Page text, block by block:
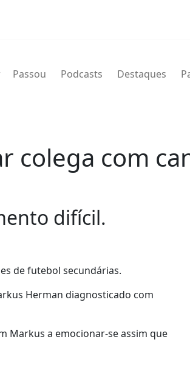
Passou Podcasts Destaques
colega com
difícil.
de futebol secundárias.
Herman diagnosticado com
Markus a emocionar-se assim que